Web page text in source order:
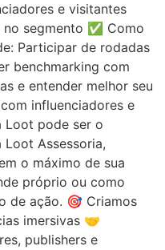
e visitantes
segmento ✅ Como
Participar de rodadas
benchmarking com
e entender melhor seu
influenciadores e
pode ser o
Assessoria,
o máximo de sua
próprio ou como
de ação. 🎯 Criamos
imersivas 🤝
publishers e